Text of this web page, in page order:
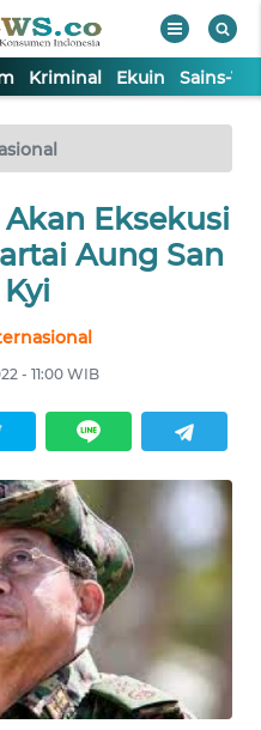
Kriminal Ekuin Sains-
Eksekusi
Aung San
- 11:00 WIB